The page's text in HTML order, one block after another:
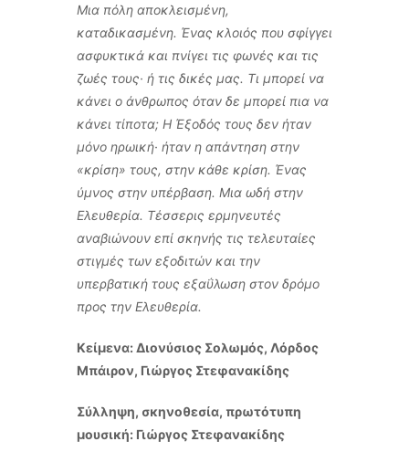
Μια πόλη αποκλεισμένη,
καταδικασμένη. Ένας κλοιός που σφίγγει
ασφυκτικά και πνίγει τις φωνές και τις
ζωές τους· ή τις δικές μας. Τι μπορεί να
κάνει ο άνθρωπος όταν δε μπορεί πια να
κάνει τίποτα; Η Έξοδός τους δεν ήταν
μόνο ηρωική· ήταν η απάντηση στην
«κρίση» τους, στην κάθε κρίση. Ένας
ύμνος στην υπέρβαση. Μια ωδή στην
Ελευθερία. Τέσσερις ερμηνευτές
αναβιώνουν επί σκηνής τις τελευταίες
στιγμές των εξοδιτών και την
υπερβατική τους εξαΰλωση στον δρόμο
προς την Ελευθερία.
Κείμενα: Διονύσιος Σολωμός, Λόρδος
Μπάιρον, Γιώργος Στεφανακίδης
Σύλληψη, σκηνοθεσία, πρωτότυπη
μουσική: Γιώργος Στεφανακίδης